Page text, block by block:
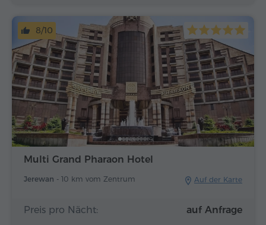
Multi Grand Pharaon Hotel
Jerewan - 10 km vom Zentrum Auf der Karte
8/10
Preis pro Nächt: auf Anfrage